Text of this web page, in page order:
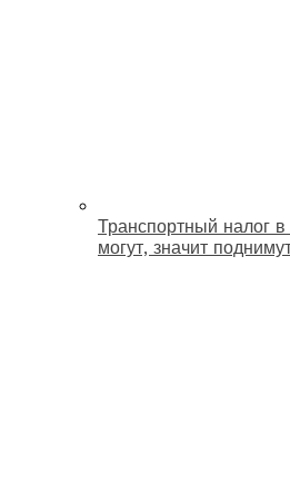
Транспортный налог в
могут, значит